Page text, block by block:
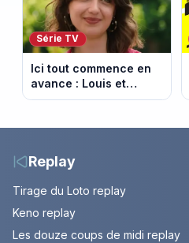
Série TV
Ici tout commence en
avance : Louis et
Jasmine enfin en
août 2026 (spoiler)
Replay
Tirage du Loto replay
Keno replay
Les douze coups de midi replay